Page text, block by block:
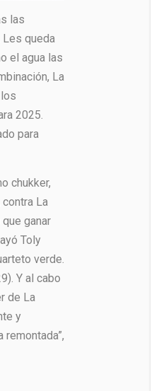
las
Les queda
el agua las
La
2025.
para
chukker,
La
ganar
Toly
verde.
Y al cabo
de La
y